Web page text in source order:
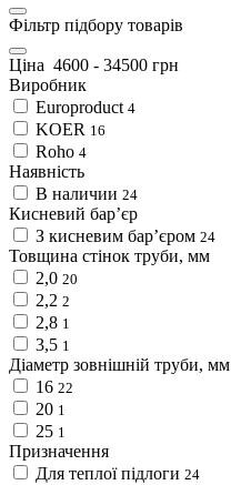
Фільтр підбору товарів
Ціна 4600 - 34500 грн
Виробник
Europroduct 4
KOER 16
Roho 4
Наявність
В наличии 24
Кисневий барʼєр
З кисневим барʼєром 24
Товщина стінок труби, мм
2,0 20
2,2 2
2,8 1
3,5 1
Діаметр зовнішній труби, мм
16 22
20 1
25 1
Призначення
Для теплої підлоги 24